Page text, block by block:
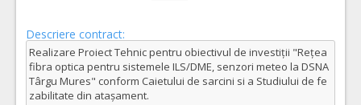
Descriere contract:
Realizare Proiect Tehnic pentru obiectivul de investiții "Rețea
fibra optica pentru sistemele ILS/DME, senzori meteo la DSNA
Târgu Mures" conform Caietului de sarcini si a Studiului de fe
zabilitate din atașament.